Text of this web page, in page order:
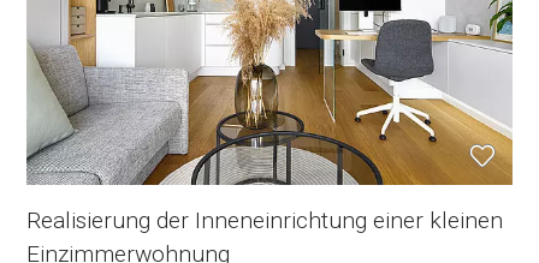
Realisierung der Inneneinrichtung einer kleinen
Einzimmerwohnung